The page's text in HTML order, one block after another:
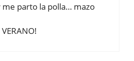
me parto la polla… mazo